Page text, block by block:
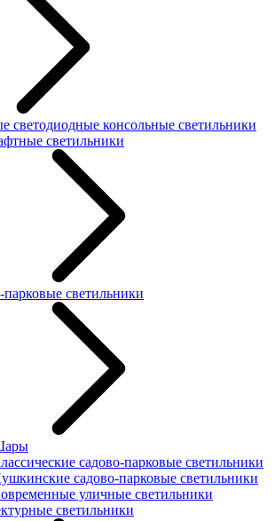
светодиодные консольные светильники
светильники
светильники
садово-парковые светильники
садово-парковые светильники
уличные светильники
светильники